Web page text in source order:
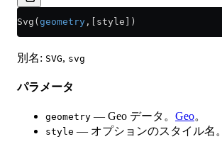
Svg( geometry ,[style])
別名: SVG, svg
パラメータ
geometry — Geo データ。 Geo。
style — オプションのスタイル名。